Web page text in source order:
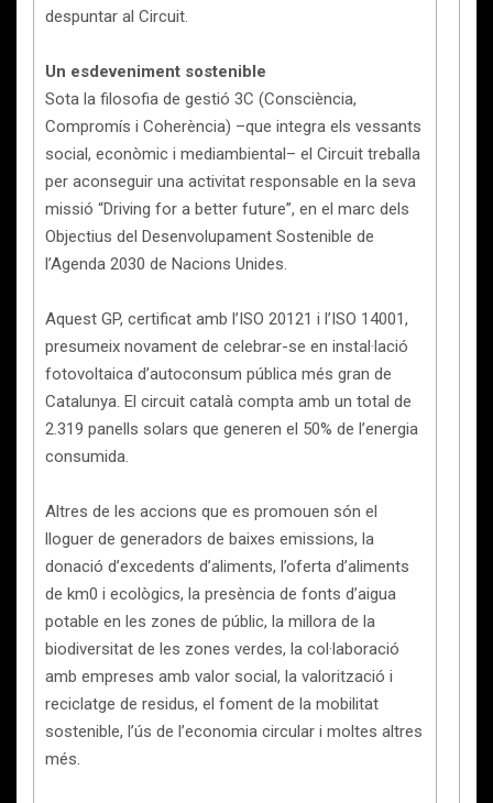
despuntar al Circuit.
Un esdeveniment sostenible
Sota la filosofia de gestió 3C (Consciència,
Compromís i Coherència) –que integra els vessants
social, econòmic i mediambiental– el Circuit treballa
per aconseguir una activitat responsable en la seva
missió “Driving for a better future”, en el marc dels
Objectius del Desenvolupament Sostenible de
l’Agenda 2030 de Nacions Unides.
Aquest GP, certificat amb l’ISO 20121 i l’ISO 14001,
presumeix novament de celebrar-se en instal·lació
fotovoltaica d’autoconsum pública més gran de
Catalunya. El circuit català compta amb un total de
2.319 panells solars que generen el 50% de l’energia
consumida.
Altres de les accions que es promouen són el
lloguer de generadors de baixes emissions, la
donació d’excedents d’aliments, l’oferta d’aliments
de km0 i ecològics, la presència de fonts d’aigua
potable en les zones de públic, la millora de la
biodiversitat de les zones verdes, la col·laboració
amb empreses amb valor social, la valorització i
reciclatge de residus, el foment de la mobilitat
sostenible, l’ús de l’economia circular i moltes altres
més.